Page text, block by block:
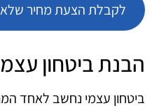
לקבלת הצעת מחיר שלא
הבנת ביטחון
ביטחון עצמי נחשב לאחד